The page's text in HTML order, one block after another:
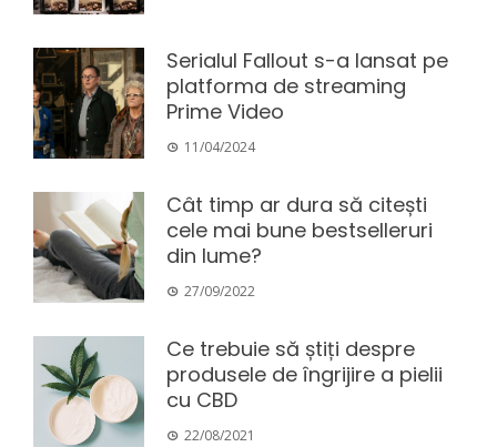
Serialul Fallout s-a lansat pe
platforma de streaming
Prime Video
11/04/2024
Cât timp ar dura să citești
cele mai bune bestselleruri
din lume?
27/09/2022
Ce trebuie să știți despre
produsele de îngrijire a pielii
cu CBD
22/08/2021